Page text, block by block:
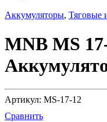
Аккумуляторы, Тяговые
MNB MS
Артикул: MS-17-12
Сравнить